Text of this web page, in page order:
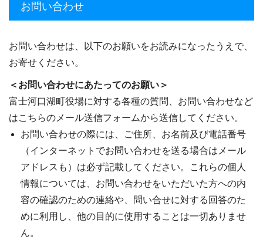
お問い合わせ
お問い合わせは、以下のお願いをお読みになったうえで、
お寄せください。
＜お問い合わせにあたってのお願い＞
富士河口湖町役場に対する各種の質問、お問い合わせなど
はこちらのメール送信フォームから送信してください。
お問い合わせの際には、ご住所、お名前及び電話番号
（インターネットでお問い合わせを送る場合はメール
アドレスも）は必ず記載してください。これらの個人
情報については、お問い合わせをいただいた方への内
容の確認のための連絡や、問い合せに対する回答のた
めに利用し、他の目的に使用することは一切ありませ
ん。